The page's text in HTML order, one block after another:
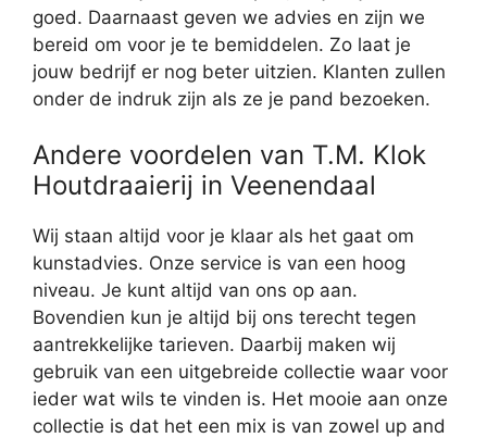
goed. Daarnaast geven we advies en zijn we
bereid om voor je te bemiddelen. Zo laat je
jouw bedrijf er nog beter uitzien. Klanten zullen
onder de indruk zijn als ze je pand bezoeken.
Andere voordelen van T.M. Klok
Houtdraaierij in Veenendaal
Wij staan altijd voor je klaar als het gaat om
kunstadvies. Onze service is van een hoog
niveau. Je kunt altijd van ons op aan.
Bovendien kun je altijd bij ons terecht tegen
aantrekkelijke tarieven. Daarbij maken wij
gebruik van een uitgebreide collectie waar voor
ieder wat wils te vinden is. Het mooie aan onze
collectie is dat het een mix is van zowel up and